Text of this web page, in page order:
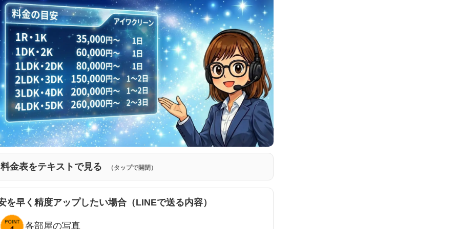
金表をテキストで見る （タップで開閉）
を早く精度アップしたい場合（LINEで送る内容）
各部屋の写真